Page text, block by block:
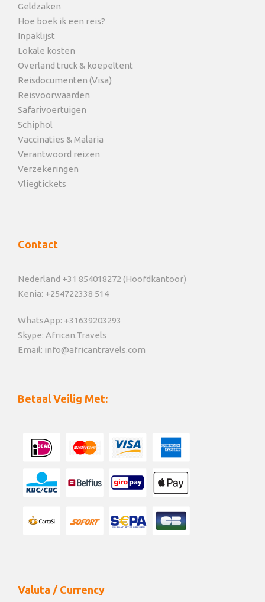
Geldzaken
Hoe boek ik een reis?
Inpaklijst
Lokale kosten
Overland truck & koepeltent
Reisdocumenten (Visa)
Reisvoorwaarden
Safarivoertuigen
Schiphol
Vaccinaties & Malaria
Verantwoord reizen
Verzekeringen
Vliegtickets
Contact
Nederland +31 854018272 (Hoofdkantoor)
Kenia: +254722338 514
WhatsApp: +31639203293
Skype: African.Travels
Email: info@africantravels.com
Betaal Veilig Met:
Valuta / Currency